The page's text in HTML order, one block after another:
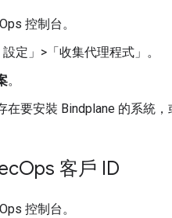
控制台。
定」 > 「收集代理程式」 。
。
在要安裝 Bindplane 的系統，
Ops 客戶 ID
控制台。